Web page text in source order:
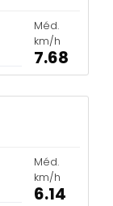
Méd.
km/h
7.68
Méd.
km/h
6.14